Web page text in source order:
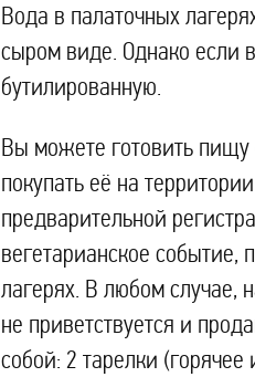
Вода в палаточных
сыром виде. Однако если
бутилированную.
Вы можете готовить пищу
покупать её на
предварительной
вегетарианское
лагерях. В любом случае,
не приветствуется и
собой: 2 тарелки